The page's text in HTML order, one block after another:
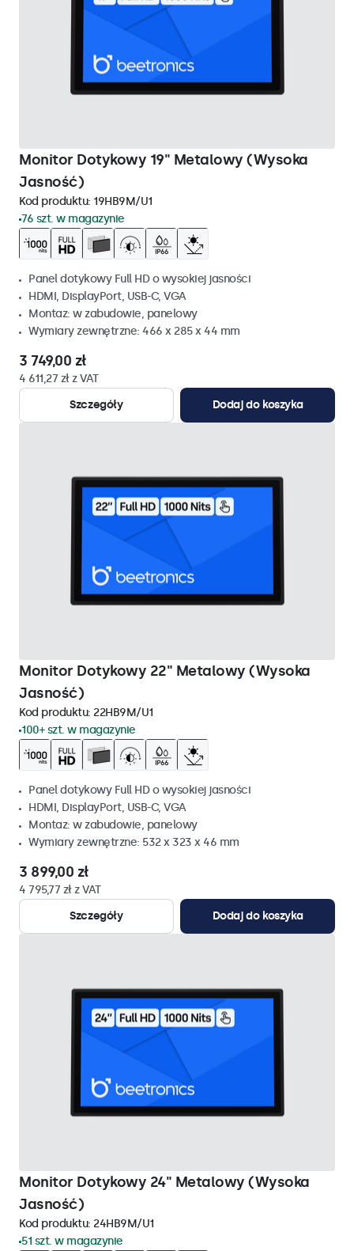
Monitor Dotykowy 19" Metalowy (Wysoka
Jasność)
Kod produktu: 19HB9M/U1
76 szt. w magazynie
Panel dotykowy Full HD o wysokiej jasności
HDMI, DisplayPort, USB-C, VGA
Montaz: w zabudowie, panelowy
Wymiary zewnętrzne: 466 x 285 x 44 mm
3 749,00 zł
4 611,27 zł z VAT
Szczegóły
Dodaj do koszyka
Monitor Dotykowy 22" Metalowy (Wysoka
Jasność)
Kod produktu: 22HB9M/U1
100+ szt. w magazynie
Panel dotykowy Full HD o wysokiej jasności
HDMI, DisplayPort, USB-C, VGA
Montaz: w zabudowie, panelowy
Wymiary zewnętrzne: 532 x 323 x 46 mm
3 899,00 zł
4 795,77 zł z VAT
Szczegóły
Dodaj do koszyka
Monitor Dotykowy 24" Metalowy (Wysoka
Jasność)
Kod produktu: 24HB9M/U1
51 szt. w magazynie